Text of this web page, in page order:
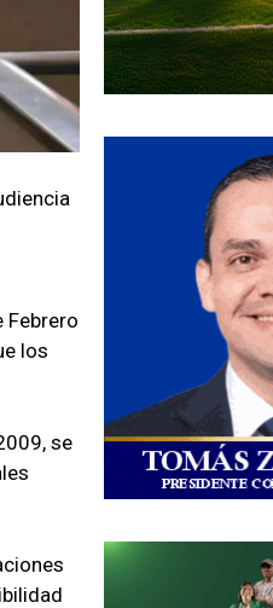
Febrero
los
se